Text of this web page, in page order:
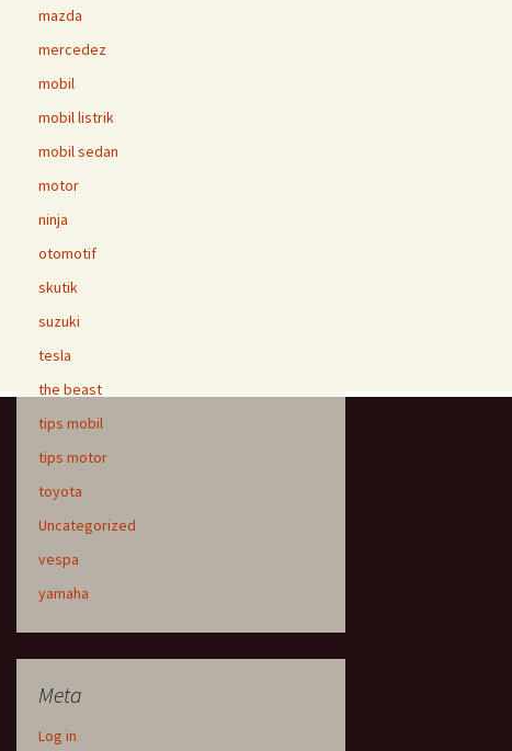
mazda
mercedez
mobil
mobil listrik
mobil sedan
motor
ninja
otomotif
skutik
suzuki
tesla
the beast
tips mobil
tips motor
toyota
Uncategorized
vespa
yamaha
Meta
Log in